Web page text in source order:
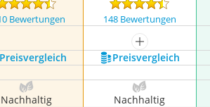
Bewertungen 148 Bewertungen
mehr anzeigen
Preis­vergleich Preis­vergleich
Nachhaltig Nachhaltig